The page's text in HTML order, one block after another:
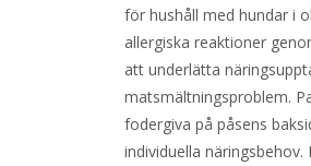
för hushåll med hundar i
allergiska reaktioner
att underlätta
matsmältningsproblem.
fodergiva på påsens
individuella